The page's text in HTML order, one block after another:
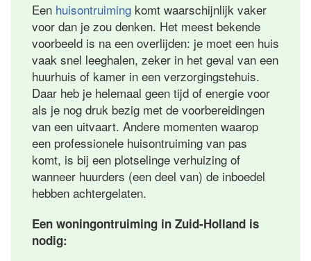
Een huisontruiming komt waarschijnlijk vaker
voor dan je zou denken. Het meest bekende
voorbeeld is na een overlijden: je moet een huis
vaak snel leeghalen, zeker in het geval van een
huurhuis of kamer in een verzorgingstehuis.
Daar heb je helemaal geen tijd of energie voor
als je nog druk bezig met de voorbereidingen
van een uitvaart. Andere momenten waarop
een professionele huisontruiming van pas
komt, is bij een plotselinge verhuizing of
wanneer huurders (een deel van) de inboedel
hebben achtergelaten.
Een woningontruiming in Zuid-Holland is
nodig: